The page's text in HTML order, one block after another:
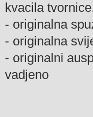
kvacila
- originalna
- originalna
- originalni
vadjeno